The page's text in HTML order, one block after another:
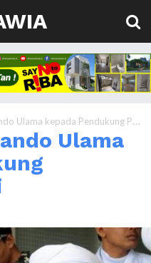
kepada Pendukung Prabowo-Sandi
Ulama